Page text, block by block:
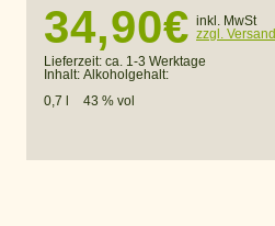
34,90€ inkl. MwSt
zzgl. Versand
Lieferzeit: ca. 1-3 Werktage
Inhalt:
0,7 l
Alkoholgehalt:
43 % vol